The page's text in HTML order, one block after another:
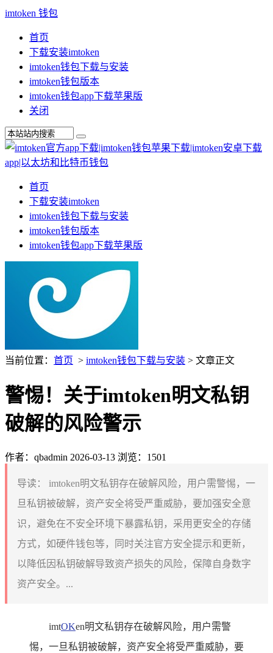
imtoken 钱包
首页
下载安装imtoken
imtoken钱包下载与安装
imtoken钱包版本
imtoken钱包app下载苹果版
关闭
首页
下载安装imtoken
imtoken钱包下载与安装
imtoken钱包版本
imtoken钱包app下载苹果版
当前位置： 首页 > imtoken钱包下载与安装 > 文章正文
警惕！关于imtoken明文私钥
破解的风险警示
作者：qbadmin 2026-03-13 浏览：1501
导读：
imtoken明文私钥存在破解风险，用户需警惕，一
旦私钥被破解，资产安全将受严重威胁，要加强安全意
识，避免在不安全环境下暴露私钥，采用更安全的存储
方式，如硬件钱包等，同时关注官方安全提示和更新，
以降低因私钥破解导致资产损失的风险，保障自身数字
资产安全。...
imtOKen明文私钥存在破解风险，用户需警
惕，一旦私钥被破解，资产安全将受严重威胁，要